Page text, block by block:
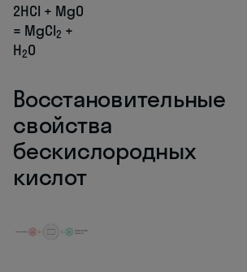
2HCl + MgO
= MgCl2 +
H2O
Восстановительные
свойства
бескислородных
кислот